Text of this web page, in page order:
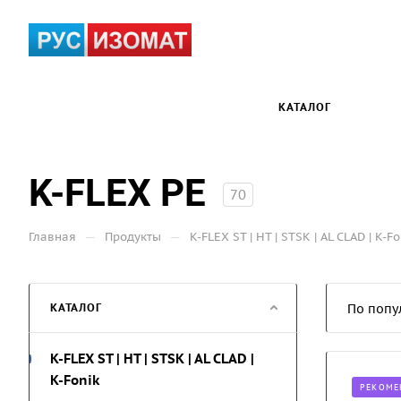
КАТАЛОГ
K-FLEX PE 70
Главная — Продукты — K-FLEX ST | HT | STSK | AL CLAD | K-
По
КАТАЛОГ
K-FLEX ST | HT | STSK | AL CLAD |
K-Fonik